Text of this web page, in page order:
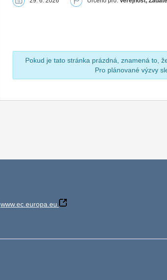
Pokud je tato stránka prázdná, znamená to,
Pro plánované výzvy
www.ec.europa.eu